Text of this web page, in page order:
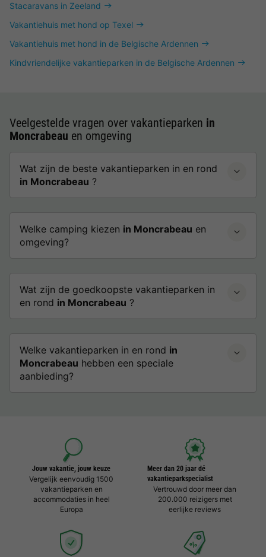
Stacaravans in Zeeland
Vakantiehuis met hond op Texel
Vakantiehuis met hond in de Belgische Ardennen
Kindvriendelijke vakantieparken in de Belgische Ardennen
Veelgestelde vragen over vakantieparken in
Moncrabeau en omgeving
Wat zijn de beste vakantieparken in en rond
in Moncrabeau ?
Welke camping kiezen in Moncrabeau en
omgeving?
Wat zijn de goedkoopste vakantieparken in
en rond in Moncrabeau ?
Welke vakantieparken in en rond in
Moncrabeau hebben een speciale
aanbieding?
Jouw vakantie, jouw keuze
Vergelijk eenvoudig 1500
vakantieparken en
accommodaties in heel
Europa
Meer dan 20 jaar dé
vakantieparkspecialist
Vertrouwd door meer dan
200.000 reizigers met
eerlijke reviews